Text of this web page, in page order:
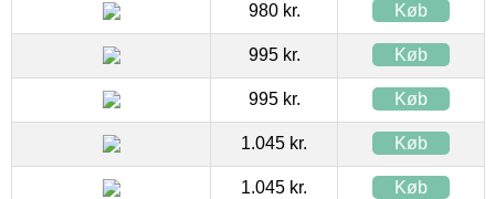
980 kr. Køb
995 kr. Køb
995 kr. Køb
1.045 kr. Køb
1.045 kr. Køb